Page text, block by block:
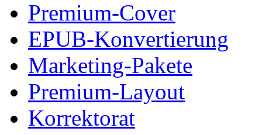
Premium-Cover
EPUB-Konvertierung
Marketing-Pakete
Premium-Layout
Korrektorat